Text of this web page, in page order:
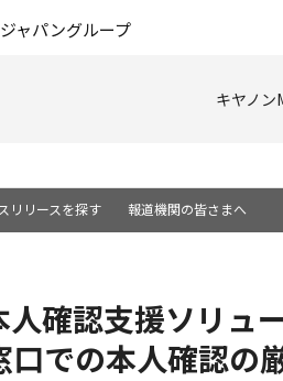
ャパングループ
キヤノン
リリースを探す 報道機関の皆さまへ
確認支援ソリュ
での本人確認の